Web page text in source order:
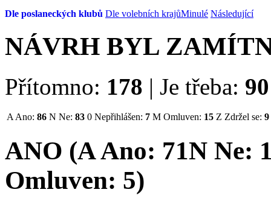
Dle poslaneckých klubů Dle volebních krajůMinulé Následující
NÁVRH BYL
Přítomno: 178 | Je třeba: 90
A Ano: 86 N Ne: 83 0 Nepřihlášen: 7 M Omluven: 15 Z Zdržel se: 9
ANO (AAno: 71N Ne:
Omluven: 5)